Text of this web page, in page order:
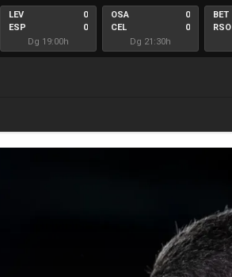
LEV
ESP
0
0
Dg 19:00h
OSA
CEL
0
0
Dg 21:30h
BET
RSO